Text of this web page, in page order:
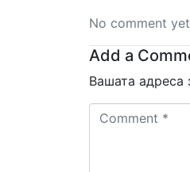
No comment
Add a
Вашата адреса
Comment